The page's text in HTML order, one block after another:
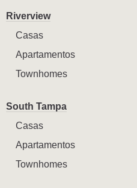
Riverview
Casas
Apartamentos
Townhomes
South Tampa
Casas
Apartamentos
Townhomes